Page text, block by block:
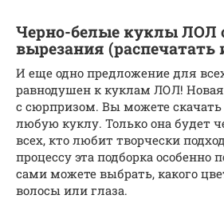
Черно-белые куклы ЛОЛ
вырезания (распечатать
И еще одно предложение для
равнодушен к куклам ЛОЛ!
с сюрпризом. Вы можете скачать
любую куклу. Только она будет
всех, кто любит творчески
процессу эта подборка особенно
сами можете выбрать, какого
волосы или глаза.